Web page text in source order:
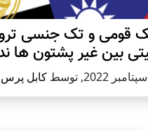
قومی و تک جنسی
بین غیر پشتون ها
, توسط کابل پرس